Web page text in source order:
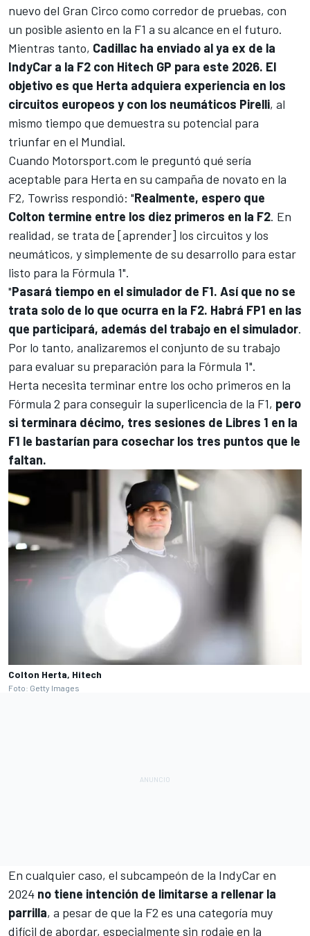
nuevo del Gran Circo como corredor de pruebas, con
un posible asiento en la F1 a su alcance en el futuro.
Mientras tanto, Cadillac ha enviado al ya ex de la
IndyCar a la F2 con Hitech GP para este 2026. El
objetivo es que Herta adquiera experiencia en los
circuitos europeos y con los neumáticos Pirelli, al
mismo tiempo que demuestra su potencial para
triunfar en el Mundial.
Cuando Motorsport.com le preguntó qué sería
aceptable para Herta en su campaña de novato en la
F2, Towriss respondió: "Realmente, espero que
Colton termine entre los diez primeros en la F2. En
realidad, se trata de [aprender] los circuitos y los
neumáticos, y simplemente de su desarrollo para estar
listo para la Fórmula 1".
"Pasará tiempo en el simulador de F1. Así que no se
trata solo de lo que ocurra en la F2. Habrá FP1 en las
que participará, además del trabajo en el simulador.
Por lo tanto, analizaremos el conjunto de su trabajo
para evaluar su preparación para la Fórmula 1".
Herta necesita terminar entre los ocho primeros en la
Fórmula 2 para conseguir la superlicencia de la F1, pero
si terminara décimo, tres sesiones de Libres 1 en la
F1 le bastarían para cosechar los tres puntos que le
faltan.
Colton Herta, Hitech
Foto: Getty Images
En cualquier caso, el subcampeón de la IndyCaren
2024 no tiene intención de limitarse a rellenar la
parrilla, a pesar de que la F2 es una categoría muy
difícil de abordar, especialmente sin rodaje en la